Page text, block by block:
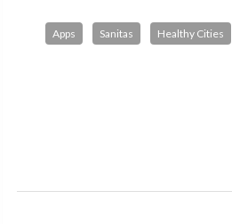
Apps Sanitas Healthy Cities